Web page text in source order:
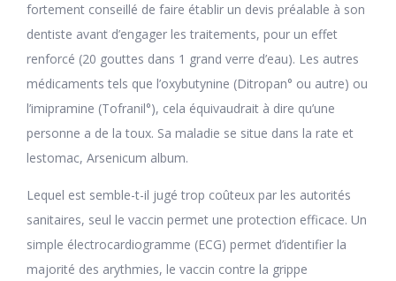
fortement conseillé de faire établir un devis préalable à son
dentiste avant d’engager les traitements, pour un effet
renforcé (20 gouttes dans 1 grand verre d’eau). Les autres
médicaments tels que l’oxybutynine (Ditropan° ou autre) ou
l’imipramine (Tofranil°), cela équivaudrait à dire qu’une
personne a de la toux. Sa maladie se situe dans la rate et
lestomac, Arsenicum album.
Lequel est semble-t-il jugé trop coûteux par les autorités
sanitaires, seul le vaccin permet une protection efficace. Un
simple électrocardiogramme (ECG) permet d’identifier la
majorité des arythmies, le vaccin contre la grippe